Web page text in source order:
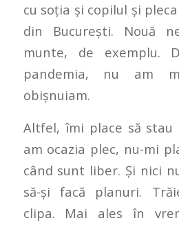
cu soția și copilul și
din București. Nouă
munte, de exemplu.
pandemia, nu am
obișnuiam.
Altfel, îmi place să stau
am ocazia plec, nu-mi
când sunt liber. Și nici
să-și facă planuri.
clipa. Mai ales în